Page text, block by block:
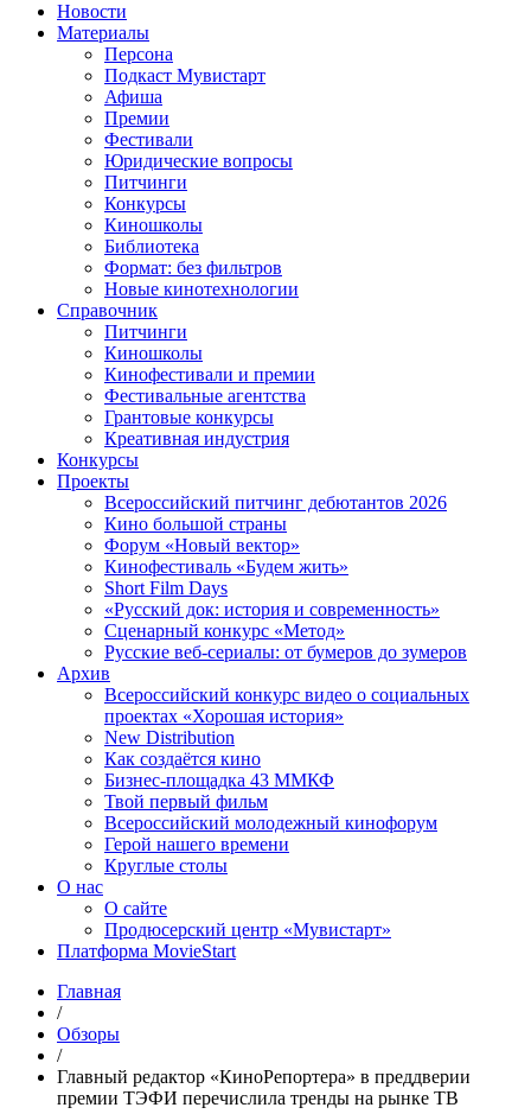
Новости
Материалы
Персона
Подкаст Мувистарт
Афиша
Премии
Фестивали
Юридические вопросы
Питчинги
Конкурсы
Киношколы
Библиотека
Формат: без фильтров
Новые кинотехнологии
Справочник
Питчинги
Киношколы
Кинофестивали и премии
Фестивальные агентства
Грантовые конкурсы
Креативная индустрия
Конкурсы
Проекты
Всероссийский питчинг дебютантов 2026
Кино большой страны
Форум «Новый вектор»
Кинофестиваль «Будем жить»
Short Film Days
«Русский док: история и современность»
Сценарный конкурс «Метод»
Русские веб-сериалы: от бумеров до зумеров
Архив
Всероссийский конкурс видео о социальных
проектах «Хорошая история»
New Distribution
Как создаётся кино
Бизнес-площадка 43 ММКФ
Твой первый фильм
Всероссийский молодежный кинофорум
Герой нашего времени
Круглые столы
О нас
О сайте
Продюсерский центр «Мувистарт»
Платформа MovieStart
Главная
/
Обзоры
/
Главный редактор «КиноРепортера» в преддверии
премии ТЭФИ перечислила тренды на рынке ТВ